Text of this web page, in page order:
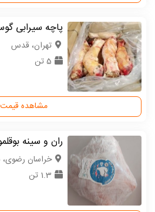
پاچه سیرابی
تهران، قدس
5 تن
مشاهده قیمت
ران و سینه
خراسان رضوی،
1.3 تن